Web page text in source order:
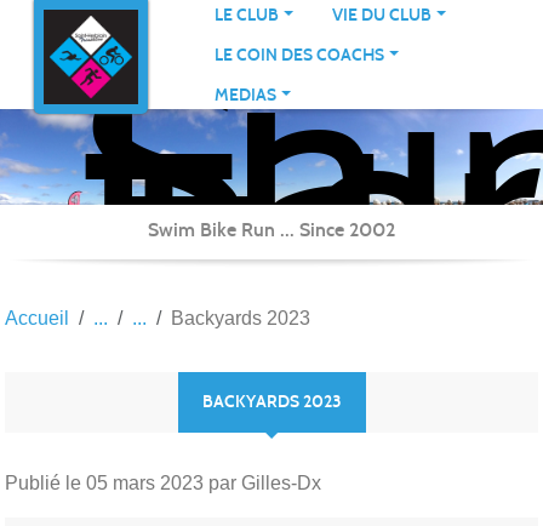
LE CLUB
VIE DU CLUB
LE COIN DES COACHS
MEDIAS
Swim Bike Run ... Since 2002
Accueil Backyards 2023
BACKYARDS 2023
Publié le 05 mars 2023 par Gilles-Dx
Panneau de gestion des cookies